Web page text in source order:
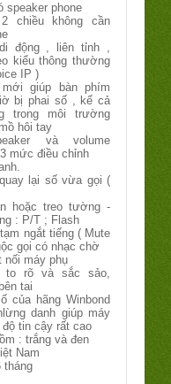
speaker phone
chiều không cần
động , liên tỉnh ,
kiểu thông thường
IP )
mới giúp bàn phím
bị phai số , kể cả
trong môi trường
hôi tay
và volume
mức điều chỉnh
lại số vừa gọi (
hoặc treo tường -
: P/T ; Flash
ngắt tiếng ( Mute
gọi có nhạc chờ
nối máy phụ
to rõ và sắc sảo,
tai
của hãng Winbond
danh giúp máy
tin cậy rất cao
: trắng và đen
Nam
tháng